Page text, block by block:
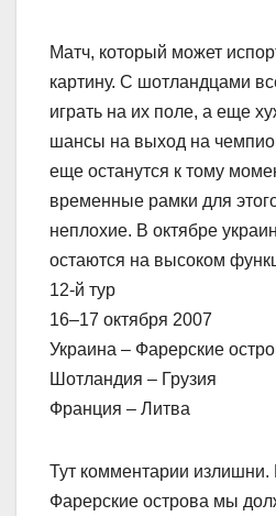
Матч, который может
картину. С шотландцами
играть на их поле, а еще
шансы на выход на
еще останутся к тому
временные рамки для
неплохие. В октябре
остаются на высоком
12-й тур
16–17 октября 2007
Украина – Фарерские
Шотландия – Грузия
Франция – Литва
Тут комментарии
Фарерские острова мы